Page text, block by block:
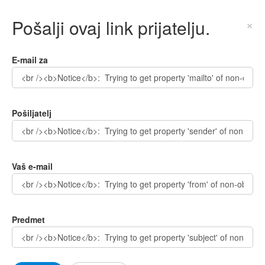
Pošalji ovaj link prijatelju. ×
E-mail za
Pošiljatelj
Vaš e-mail
Predmet